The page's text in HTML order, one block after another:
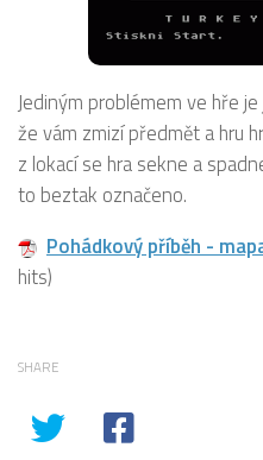
Jediným problémem ve hře
že vám zmizí předmět a hru
z lokací se hra sekne a
to beztak označeno.
Pohádkový příběh -
hits)
SHARE